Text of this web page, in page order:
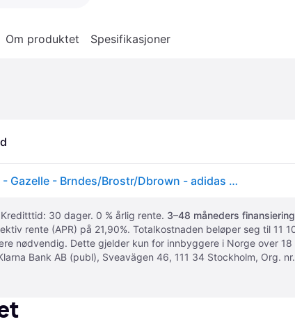
Om produktet Spesifikasjoner
adidas Originals Sko - Gazelle - Brndes/Brostr/Dbrown - adidas Originals - 36 - Sko
30 dager. 0 % årlig rente. 3–48 måneders
rente (APR) på 21,90%. Totalkostnaden beløper seg til
nødvendig. Dette gjelder kun for innbyggere i Norge over
Bank AB (publ), Sveavägen 46, 111 34 Stockholm, Org.